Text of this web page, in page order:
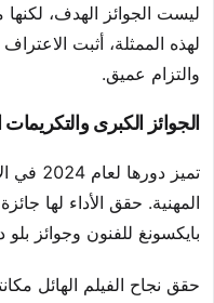
ليست الجوائز الهدف، لكنها
لهذه الممثلة، أثبت
والتزام عميق.
الجوائز الكبرى والتكريمات
تميز دورها لعام 2024 في الإثارة الشعوذة
المهنية. حقق الأداء لها
بايكسونغ للفنون وجوائز بلو
حقق نجاح الفيلم الهائل